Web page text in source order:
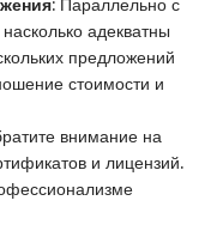
адекватны
предложений
стоимости и
внимание на
и лицензий.